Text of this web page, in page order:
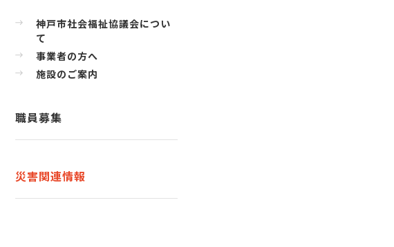
神戸市社会福祉協議会につい
て
事業者の方へ
施設のご案内
職員募集
災害関連情報